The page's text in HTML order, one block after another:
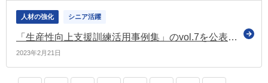
人材の強化 シニア活躍
「生産性向上支援訓練活用事例集」のvol.7を公表（雇用支援機構）
2023年2月21日